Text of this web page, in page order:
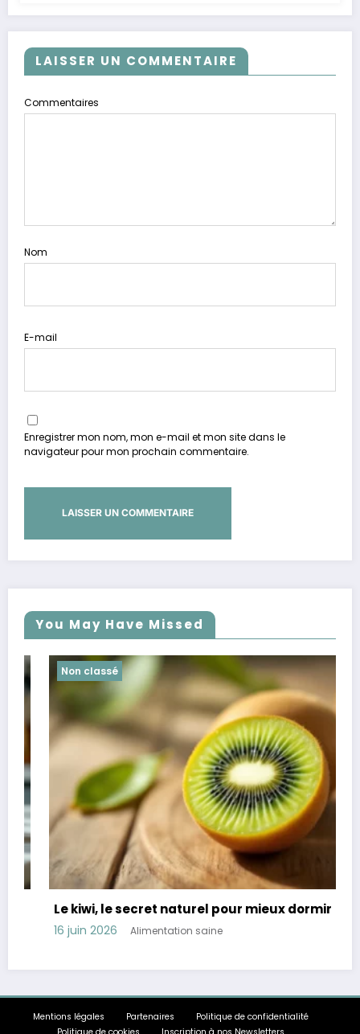
LAISSER UN COMMENTAIRE
Commentaires
Nom
E-mail
Enregistrer mon nom, mon e-mail et mon site dans le
navigateur pour mon prochain commentaire.
You May Have Missed
Non classé
Le kiwi, le secret naturel pour mieux dormir
16 juin 2026 Alimentation saine
Mentions légales Partenaires
Politique de confidentialité